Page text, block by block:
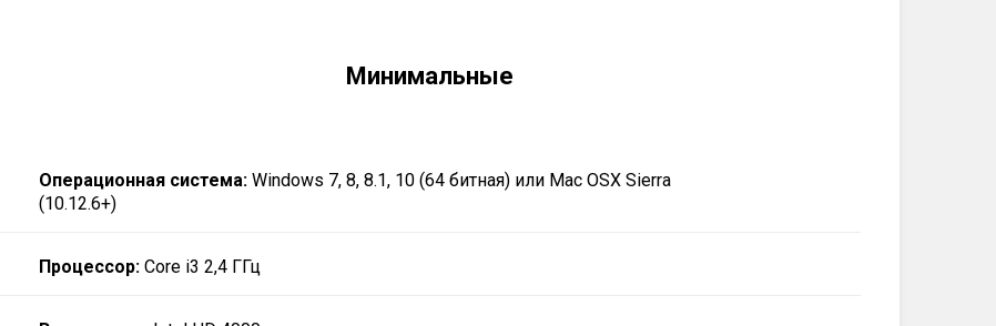
Минимальные
Операционная система: Windows 7, 8, 8.1, 10 (64 битная) или Mac OSX Sierra
(10.12.6+)
Процессор: Core i3 2,4 ГГц